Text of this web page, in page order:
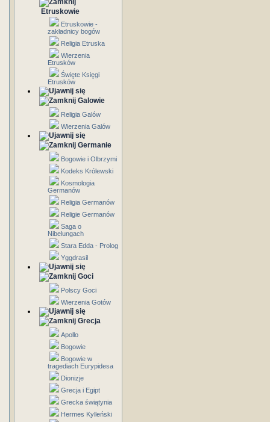
Etruskowie
Etruskowie -
zakładnicy bogów
Religia Etruska
Wierzenia
Etrusków
Święte Księgi
Etrusków
Galowie
Religia Galów
Wierzenia Galów
Germanie
Bogowie i Olbrzymi
Kodeks Królewski
Kosmologia
Germanów
Religia Germanów
Religie Germanów
Saga o
Nibelungach
Stara Edda - Prolog
Yggdrasil
Goci
Polscy Goci
Wierzenia Gotów
Grecja
Apollo
Bogowie
Bogowie w
tragediach Eurypidesa
Dionizje
Grecja i Egipt
Grecka świątynia
Hermes Kylleński